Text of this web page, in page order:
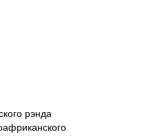
рэнда